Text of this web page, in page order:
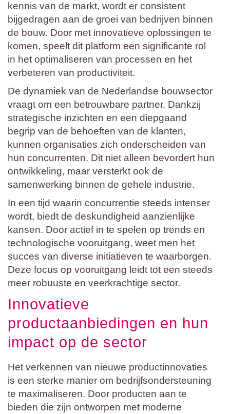
kennis van de markt, wordt er consistent
bijgedragen aan de groei van bedrijven binnen
de bouw. Door met innovatieve oplossingen te
komen, speelt dit platform een significante rol
in het optimaliseren van processen en het
verbeteren van productiviteit.
De dynamiek van de Nederlandse bouwsector
vraagt om een betrouwbare partner. Dankzij
strategische inzichten en een diepgaand
begrip van de behoeften van de klanten,
kunnen organisaties zich onderscheiden van
hun concurrenten. Dit niet alleen bevordert hun
ontwikkeling, maar versterkt ook de
samenwerking binnen de gehele industrie.
In een tijd waarin concurrentie steeds intenser
wordt, biedt de deskundigheid aanzienlijke
kansen. Door actief in te spelen op trends en
technologische vooruitgang, weet men het
succes van diverse initiatieven te waarborgen.
Deze focus op vooruitgang leidt tot een steeds
meer robuuste en veerkrachtige sector.
Innovatieve
productaanbiedingen en hun
impact op de sector
Het verkennen van nieuwe productinnovaties
is een sterke manier om bedrijfsondersteuning
te maximaliseren. Door producten aan te
bieden die zijn ontworpen met moderne